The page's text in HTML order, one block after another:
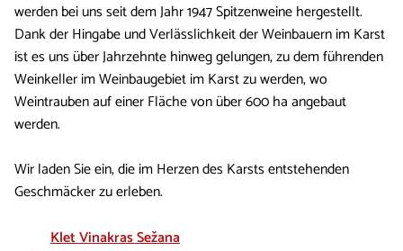
werden bei uns seit dem Jahr 1947 Spitzenweine hergestellt.
Dank der Hingabe und Verlässlichkeit der Weinbauern im Karst
ist es uns über Jahrzehnte hinweg gelungen, zu dem führenden
Weinkeller im Weinbaugebiet im Karst zu werden, wo
Weintrauben auf einer Fläche von über 600 ha angebaut
werden.
Wir laden Sie ein, die im Herzen des Karsts entstehenden
Geschmäcker zu erleben.
Klet Vinakras Sežana